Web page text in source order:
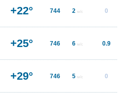
+22° 744 2 м/с 0
+25° 746 6 м/с 0.9
+29° 746 5 м/с 0